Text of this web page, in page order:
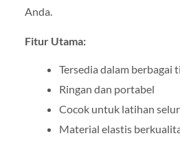
Anda.
Fitur Utama:
Tersedia dalam berbagai
Ringan dan portabel
Cocok untuk latihan
Material elastis